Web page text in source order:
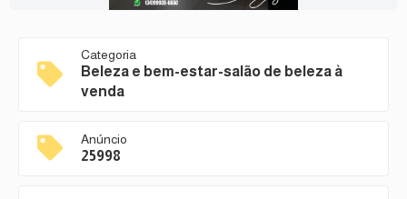
Categoria
Beleza e bem-estar-salão de beleza à
venda
Anúncio
25998